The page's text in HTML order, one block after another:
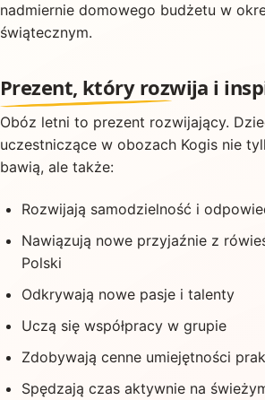
nadmiernie domowego budżetu w
świątecznym.
Prezent, który rozwija i
Obóz letni to prezent rozwijający.
uczestniczące w obozach Kogis nie
bawią, ale także:
Rozwijają samodzielność i
Nawiązują nowe przyjaźnie z
Polski
Odkrywają nowe pasje i talenty
Uczą się współpracy w grupie
Zdobywają cenne umiejętności
Spędzają czas aktywnie na